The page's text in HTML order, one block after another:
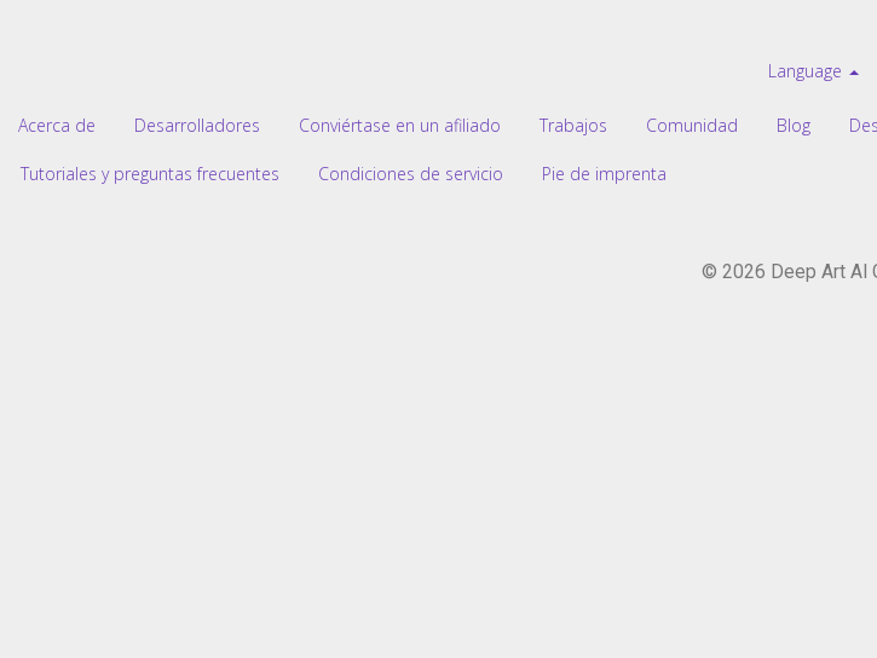
Language
Acerca de Desarrolladores Conviértase en un afiliado Trabajos Comunidad Blog
Tutoriales y preguntas frecuentes Condiciones de servicio Pie de imprenta
© 2026 Deep Art AI